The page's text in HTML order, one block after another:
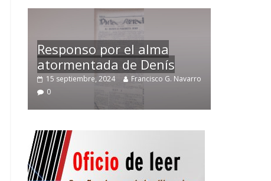
Temprano oficio de lector
2 noviembre, 2024
Francisco G. Navarro
0